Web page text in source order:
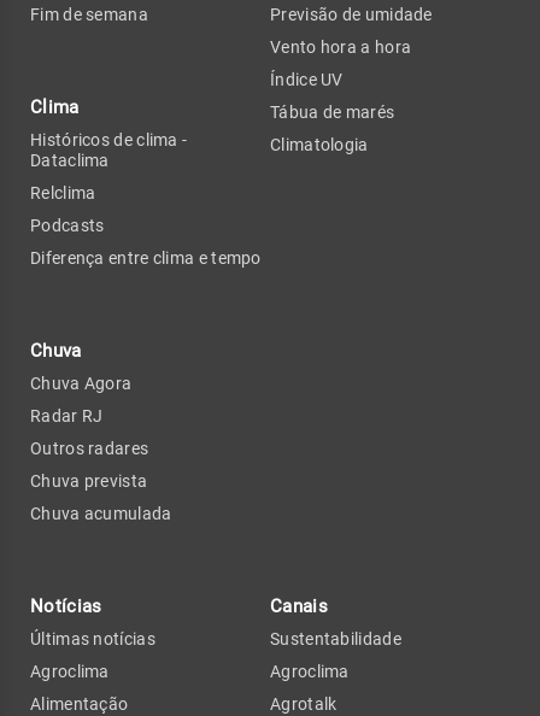
Fim de semana
Clima
Históricos de clima -
Dataclima
Relclima
Podcasts
Diferença entre clima e tempo
Chuva
Chuva Agora
Radar RJ
Outros radares
Chuva prevista
Chuva acumulada
Previsão de umidade
Vento hora a hora
Índice UV
Tábua de marés
Climatologia
Notícias
Últimas notícias
Agroclima
Alimentação
Canais
Sustentabilidade
Agroclima
Agrotalk